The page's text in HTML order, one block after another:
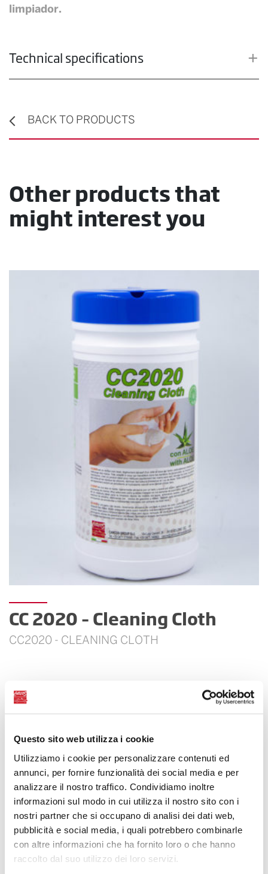
Questo sito web utilizza i cookie
Utilizziamo i cookie per personalizzare contenuti ed
annunci, per fornire funzionalità dei social media e per
analizzare il nostro traffico. Condividiamo inoltre
informazioni sul modo in cui utilizza il nostro sito con i
nostri partner che si occupano di analisi dei dati web,
pubblicità e social media, i quali potrebbero combinarle
con altre informazioni che ha fornito loro o che hanno
raccolto dal suo utilizzo dei loro servizi.
limpiador.
Technical specifications
BACK TO PRODUCTS
Other products that
might interest you
CC 2020 – Cleaning Cloth
CC2020 - CLEANING CLOTH